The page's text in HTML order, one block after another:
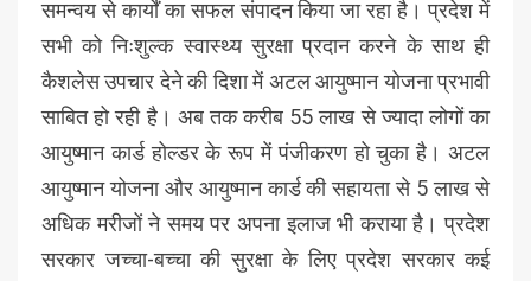
समन्वय से कार्यों का सफल संपादन किया जा रहा है। प्रदेश में
सभी को निःशुल्क स्वास्थ्य सुरक्षा प्रदान करने के साथ ही
कैशलेस उपचार देने की दिशा में अटल आयुष्मान योजना प्रभावी
साबित हो रही है। अब तक करीब 55 लाख से ज्यादा लोगों का
आयुष्मान कार्ड होल्डर के रूप में पंजीकरण हो चुका है। अटल
आयुष्मान योजना और आयुष्मान कार्ड की सहायता से 5 लाख से
अधिक मरीजों ने समय पर अपना इलाज भी कराया है। प्रदेश
सरकार जच्चा-बच्चा की सुरक्षा के लिए प्रदेश सरकार कई